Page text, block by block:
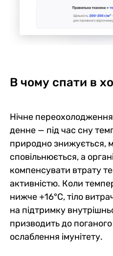
В чому спати в
Нічне
денне — під час сну
природно знижується,
сповільнюється, а
компенсувати втрату
активністю. Коли
нижче +16°C, тіло
на підтримку
призводить до
ослаблення імунітету.